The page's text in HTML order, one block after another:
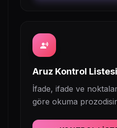
record_voice_over
Aruz Kontrol Listesi
İfade, ifade ve
göre okuma